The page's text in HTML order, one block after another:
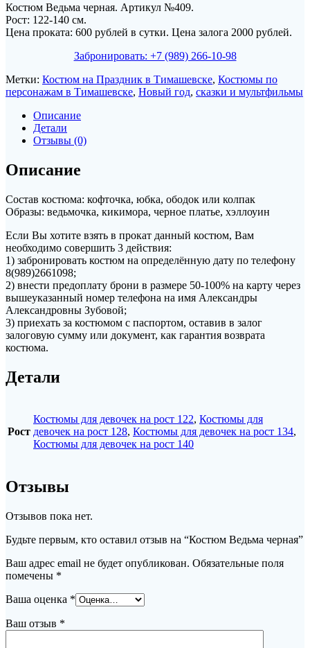
Костюм Ведьма черная. Артикул №409.
Рост: 122-140 см.
Цена проката: 600 рублей в сутки. Цена залога 2000 рублей.
Забронировать: +7 (989) 266-10-98
Метки: Костюм на Праздник в Тимашевске, Костюмы по
персонажам в Тимашевске, Новый год, сказки и мультфильмы
Описание
Детали
Отзывы (0)
Описание
Состав костюма: кофточка, юбка, ободок или колпак
Образы: ведьмочка, кикимора, черное платье, хэллоуин
Если Вы хотите взять в прокат данный костюм, Вам
необходимо совершить 3 действия:
1) забронировать костюм на определённую дату по телефону
8(989)2661098;
2) внести предоплату брони в размере 50-100% на карту через
вышеуказанный номер телефона на имя Александры
Александровны Зубовой;
3) приехать за костюмом с паспортом, оставив в залог
залоговую сумму или документ, как гарантия возврата
костюма.
Детали
Рост
Костюмы для девочек на рост 122, Костюмы для
девочек на рост 128, Костюмы для девочек на рост 134,
Костюмы для девочек на рост 140
Отзывы
Отзывов пока нет.
Будьте первым, кто оставил отзыв на “Костюм Ведьма черная”
Ваш адрес email не будет опубликован. Обязательные поля
помечены *
Ваша оценка *
Ваш отзыв *